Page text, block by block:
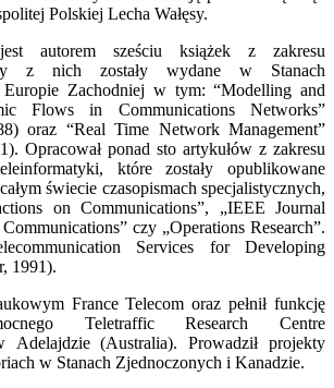
Polskiej Lecha Wałęsy.
autorem sześciu książek z zakresu
z nich zostały wydane w Stanach
Zachodniej w tym: “Modelling and
Flows in Communications Networks”
oraz “Real Time Network Management”
Opracował ponad sto artykułów z zakresu
które zostały opublikowane
świecie czasopismach specjalistycznych,
on Communications”, „IEEE Journal
czy „Operations Research”.
Services for Developing
1991).
France Telecom oraz pełnił funkcję
Teletraffic Research Centre
Adelajdzie (Australia). Prowadził projekty
w Stanach Zjednoczonych i Kanadzie.